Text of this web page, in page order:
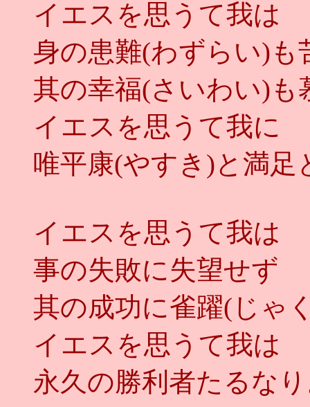
イエスを思うて我は
身の患難(わずらい)も
其の幸福(さいわい)も
イエスを思うて我に
唯平康(やすき)と満足
イエスを思うて我は
事の失敗に失望せず
其の成功に雀躍(じゃ
イエスを思うて我は
永久の勝利者たるな